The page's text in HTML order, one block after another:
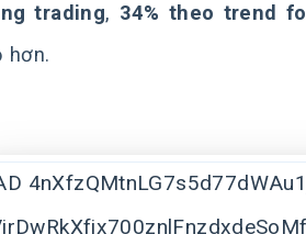
trading, 34% theo trend
hơn.